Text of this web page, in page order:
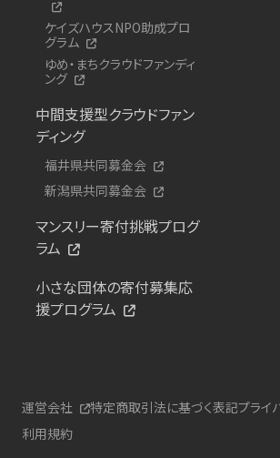
ケイズハウスNPO助成プロ
グラム
ゆめ・まちクラウドファンディ
ング
中間支援型クラウドファン
ディング
福井県共同募金会
新潟県共同募金会
マンスリー寄付挑戦プログ
ラム
小さな団体の寄付募集応
援プログラム
運営会社 特定商取引法に基づく表記プライ
利用規約